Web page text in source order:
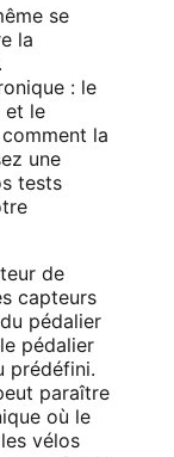
se
la
: le
et le
la
une
tests
de
capteurs
pédalier
pédalier
prédéfini.
paraître
où le
vélos